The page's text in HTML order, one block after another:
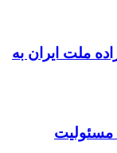
ملت ایران به
مسئولیت